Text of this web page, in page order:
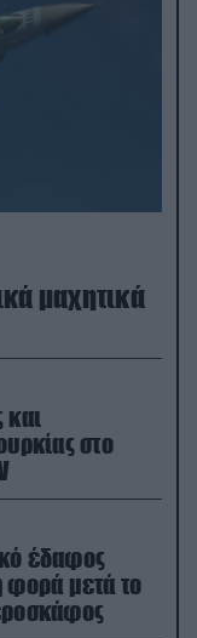
μαχητικά
και
στο
έδαφος
φορά μετά το